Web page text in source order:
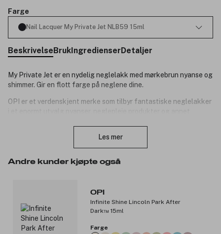
Farge
Nail Lacquer My Private Jet NLB59 15ml
BeskrivelseBrukIngredienserDetaljer
My Private Jet er en nydelig neglelakk med mørkebrun nyanse og
shimmer. Gir en flott farge på neglene dine.
OPI er et verdenskjent merke som tilbyr fantastiske neglelakker
Les mer
Andre kunder kjøpte også
OPI
Infinite Shine Lincoln Park After
Dark™ 15ml
Farge